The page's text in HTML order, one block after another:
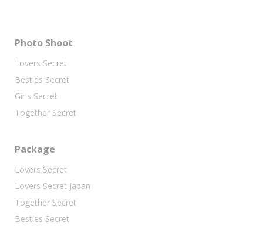
Photo Shoot
Lovers Secret
Besties Secret
Girls Secret
Together Secret
Package
Lovers Secret
Lovers Secret Japan
Together Secret
Besties Secret